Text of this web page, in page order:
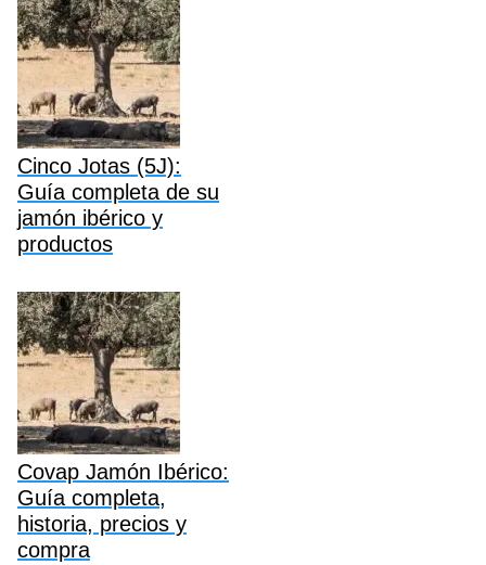
Cinco Jotas (5J):
Guía completa de su
jamón ibérico y
productos
Covap Jamón Ibérico:
Guía completa,
historia, precios y
compra